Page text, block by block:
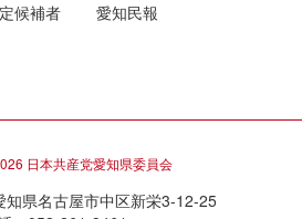
候補者 愛知民報
日本共産党愛知県委員会
県名古屋市中区新栄3-12-25